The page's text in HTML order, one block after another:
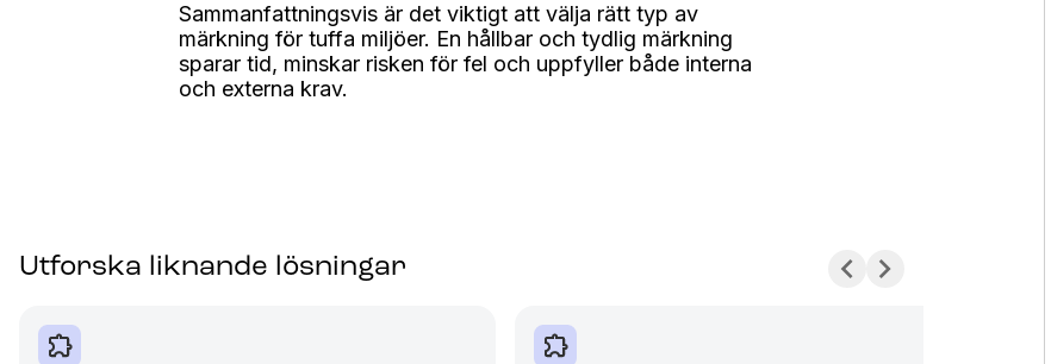
Sammanfattningsvis är det viktigt att välja rätt typ av
märkning för tuffa miljöer. En hållbar och tydlig märkning
sparar tid, minskar risken för fel och uppfyller både interna
och externa krav.
Utforska liknande lösningar